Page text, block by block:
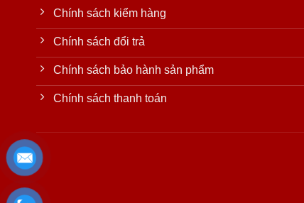
Chính sách kiểm hàng
Chính sách đổi trả
Chính sách bảo hành sản phẩm
Chính sách thanh toán